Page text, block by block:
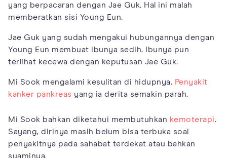
yang berpacaran dengan Jae Guk. Hal ini malah
memberatkan sisi Young Eun.
Jae Guk yang sudah mengakui hubungannya dengan
Young Eun membuat ibunya sedih. Ibunya pun
terlihat kecewa dengan keputusan Jae Guk.
Mi Sook mengalami kesulitan di hidupnya. Penyakit
kanker pankreas yang ia derita semakin parah.
Mi Sook bahkan diketahui membutuhkan kemoterapi.
Sayang, dirinya masih belum bisa terbuka soal
penyakitnya pada sahabat terdekat atau bahkan
suaminya.